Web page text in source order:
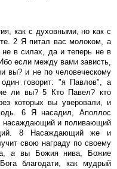
как с духовными, но как с
2 Я питал вас молоком, а
в силах, да и теперь не в
если между вами зависть,
вы? и не по человеческому
говорит: "я Павлов", а
ли вы? 5 Кто Павел? кто
которых вы уверовали, и
6 Я насадил, Аполлос
насаждающий и поливающий
8 Насаждающий же и
свою награду по своему
а вы Божия нива, Божие
благодати, как мудрый